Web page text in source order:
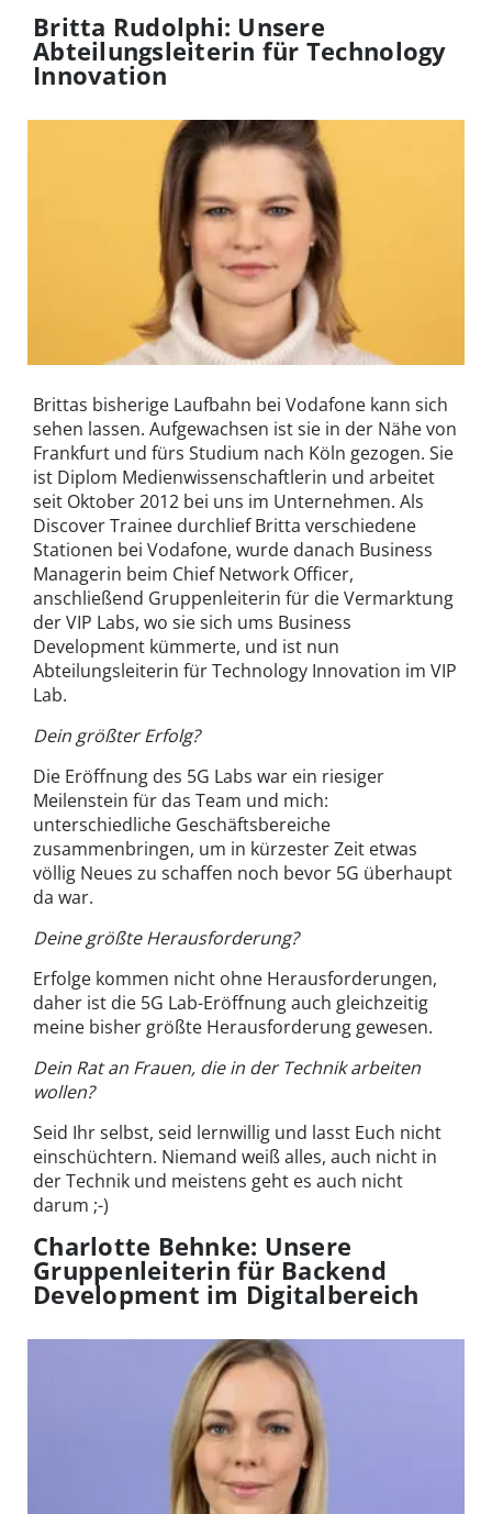
Britta Rudolphi: Unsere
Abteilungsleiterin für Technology
Innovation
Brittas bisherige Laufbahn bei Vodafone kann sich
sehen lassen. Aufgewachsen ist sie in der Nähe von
Frankfurt und fürs Studium nach Köln gezogen. Sie
ist Diplom Medienwissenschaftlerin und arbeitet
seit Oktober 2012 bei uns im Unternehmen. Als
Discover Trainee durchlief Britta verschiedene
Stationen bei Vodafone, wurde danach Business
Managerin beim Chief Network Officer,
anschließend Gruppenleiterin für die Vermarktung
der VIP Labs, wo sie sich ums Business
Development kümmerte, und ist nun
Abteilungsleiterin für Technology Innovation im VIP
Lab.
Dein größter Erfolg?
Die Eröffnung des 5G Labs war ein riesiger
Meilenstein für das Team und mich:
unterschiedliche Geschäftsbereiche
zusammenbringen, um in kürzester Zeit etwas
völlig Neues zu schaffen noch bevor 5G überhaupt
da war.
Deine größte Herausforderung?
Erfolge kommen nicht ohne Herausforderungen,
daher ist die 5G Lab-Eröffnung auch gleichzeitig
meine bisher größte Herausforderung gewesen.
Dein Rat an Frauen, die in der Technik arbeiten
wollen?
Seid Ihr selbst, seid lernwillig und lasst Euch nicht
einschüchtern. Niemand weiß alles, auch nicht in
der Technik und meistens geht es auch nicht
darum ;-)
Charlotte Behnke: Unsere
Gruppenleiterin für Backend
Development im Digitalbereich